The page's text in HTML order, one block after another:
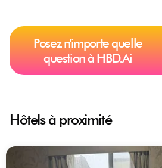
Posez n'importe quelle
question à HBD.Ai
Hôtels à proximité